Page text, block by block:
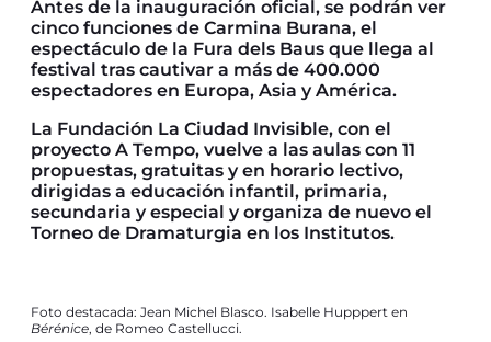
Antes de la inauguración oficial, se podrán ver
cinco funciones de Carmina Burana, el
espectáculo de la Fura dels Baus que llega al
festival tras cautivar a más de 400.000
espectadores en Europa, Asia y América.
La Fundación La Ciudad Invisible, con el
proyecto A Tempo, vuelve a las aulas con 11
propuestas, gratuitas y en horario lectivo,
dirigidas a educación infantil, primaria,
secundaria y especial y organiza de nuevo el
Torneo de Dramaturgia en los Institutos.
Foto destacada: Jean Michel Blasco. Isabelle Hupppert en
Bérénice, de Romeo Castellucci.